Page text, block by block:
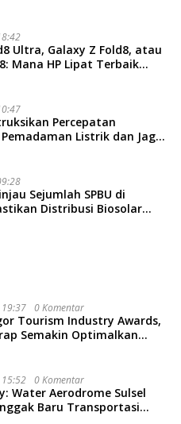
Ultra, Galaxy Z Fold8, atau
Mana HP Lipat Terbaik
Percepatan
Listrik dan Jaga
Sejumlah SPBU di
Distribusi Biosolar
19:37 0 Komentar
Tourism Industry Awards,
Semakin Optimalkan
15:52 0 Komentar
Water Aerodrome Sulsel
Baru Transportasi